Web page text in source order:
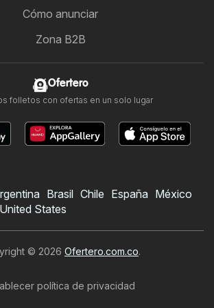
Cómo anunciar
Zona B2B
Ofertero
folletos con ofertas en un solo lugar
Brasil Chile España México
United States
© 2026 Ofertero.com.co.
política de privacidad